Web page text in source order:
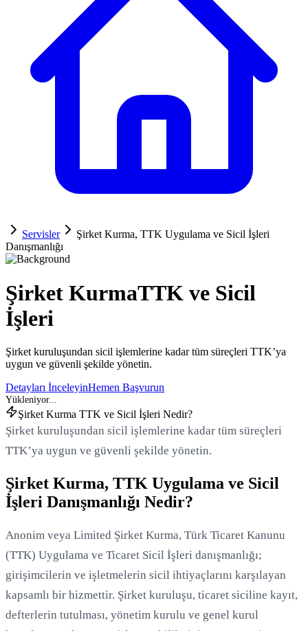
Servisler
Şirket Kurma, TTK Uygulama ve Sicil İşleri
Danışmanlığı
Şirket KurmaTTK ve Sicil
İşleri
Şirket kuruluşundan sicil işlemlerine kadar tüm süreçleri TTK’ya
uygun ve güvenli şekilde yönetin.
Detayları İnceleyinHemen Başvurun
Yükleniyor...
Şirket Kurma TTK ve Sicil İşleri Nedir?
Şirket kuruluşundan sicil işlemlerine kadar tüm süreçleri
TTK’ya uygun ve güvenli şekilde yönetin.
Şirket Kurma, TTK Uygulama ve Sicil
İşleri Danışmanlığı Nedir?
Anonim veya Limited Şirket Kurma, Türk Ticaret Kanunu
(TTK) Uygulama ve Ticaret Sicil İşleri danışmanlığı;
girişimcilerin ve işletmelerin sicil ihtiyaçlarını karşılayan
kapsamlı bir hizmettir. Şirket kuruluşu, ticaret siciline kayıt,
defterlerin tutulması, yönetim kurulu ve genel kurul